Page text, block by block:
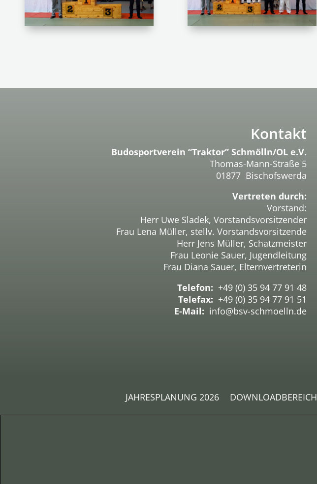
Kontakt
Budosportverein “Traktor” Schmölln/OL e.V.
Thomas-Mann-Straße 5
01877 Bischofswerda
Vertreten durch:
Vorstand:
Herr Uwe Sladek, Vorstandsvorsitzender
Frau Lena Müller, stellv. Vorstandsvorsitzende
Herr Jens Müller, Schatzmeister
Frau Leonie Sauer, Jugendleitung
Frau Diana Sauer, Elternvertreterin
Telefon: +49 (0) 35 94 77 91 48
Telefax: +49 (0) 35 94 77 91 51
E-Mail: info@bsv-schmoelln.de
JAHRESPLANUNG 2026 DOWNLOADBEREICH